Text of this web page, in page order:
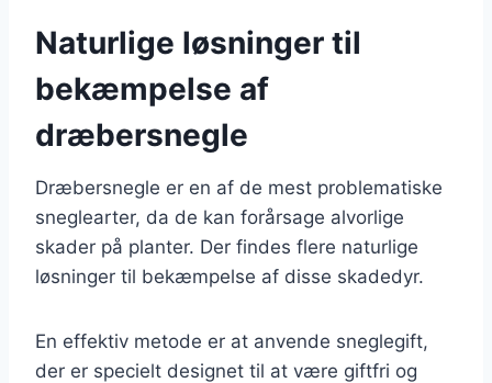
Naturlige løsninger til
bekæmpelse af
dræbersnegle
Dræbersnegle er en af de mest problematiske
sneglearter, da de kan forårsage alvorlige
skader på planter. Der findes flere naturlige
løsninger til bekæmpelse af disse skadedyr.
En effektiv metode er at anvende sneglegift,
der er specielt designet til at være giftfri og